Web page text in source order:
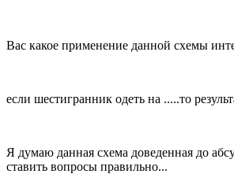
Вас какое применение данной схемы
если шестигранник одеть на .....то
Я думаю данная схема доведенная до
ставить вопросы правильно...